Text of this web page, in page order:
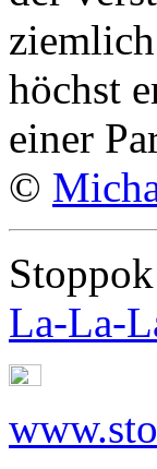
höchst
einer
©
La-La-